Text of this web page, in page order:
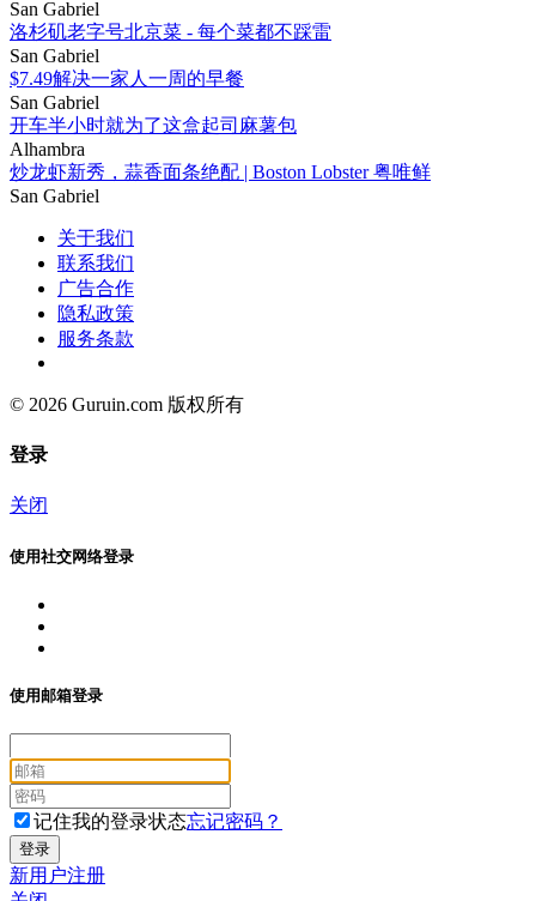
San Gabriel
洛杉矶老字号北京菜 - 每个菜都不踩雷
San Gabriel
$7.49解决一家人一周的早餐
San Gabriel
开车半小时就为了这盒起司麻薯包
Alhambra
炒龙虾新秀，蒜香面条绝配 | Boston Lobster 粤唯鲜
San Gabriel
关于我们
联系我们
广告合作
隐私政策
服务条款
© 2026 Guruin.com 版权所有
登录
关闭
使用社交网络登录
使用邮箱登录
记住我的登录状态忘记密码？
新用户注册